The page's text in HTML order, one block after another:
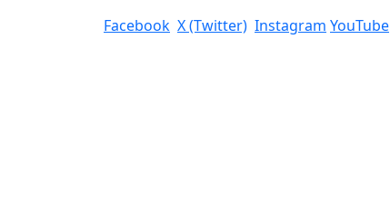
Facebook X (Twitter) Instagram YouTube